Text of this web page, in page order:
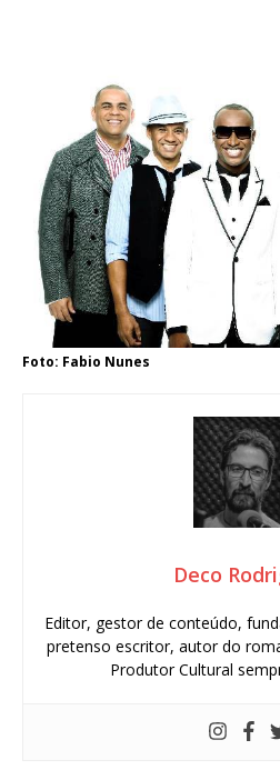
Foto: Fabio Nunes
Deco
Editor, gestor de conteúdo,
pretenso escritor, autor do
Produtor Cultural